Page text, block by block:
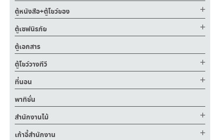
ตู้หนังสือ+ตู้โชว์ของ
ตู้เซฟนิรภัย
ตู้เอกสาร
ตู้โชว์วางทีวี
ที่นอน
พาทิชั่น
สำนักงานไม้
เก้าอี้สำนักงาน